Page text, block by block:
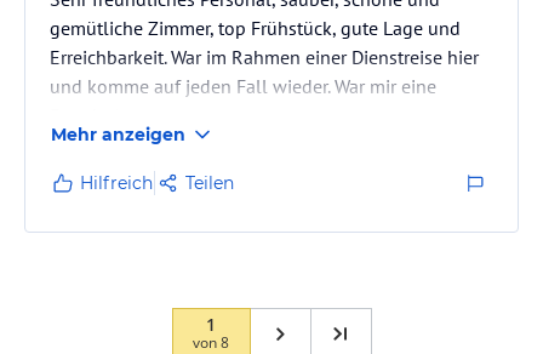
gemütliche Zimmer, top Frühstück, gute Lage und
Erreichbarkeit. War im Rahmen einer Dienstreise hier
und komme auf jeden Fall wieder. War mir eine
Mehr anzeigen
Hilfreich Teilen
1
von8